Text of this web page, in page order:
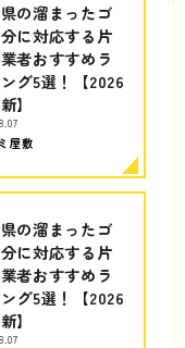
の溜まったゴ
に対応する片
者おすすめラ
グ5選！【2026
】
屋敷
の溜まったゴ
に対応する片
者おすすめラ
グ5選！【2026
】